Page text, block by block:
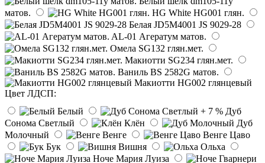
матов.
HG White HG001 глян.
Белая JD5M4001 JS 9029-28
AL-01 Агератум матов.
Омела SG132 глян.мет.
Макиотти SG234 глян.мет.
Ваниль BS 2582G матов.
Макиотти HG002 глянцевый
Цвет ЛДСП:
Белый
Дуб
Сонома Светлый
Клён
Дуб
Молочный
Венге
Венге Цаво
Бук
Вишня
Ольха
Ноче Мария Луиза